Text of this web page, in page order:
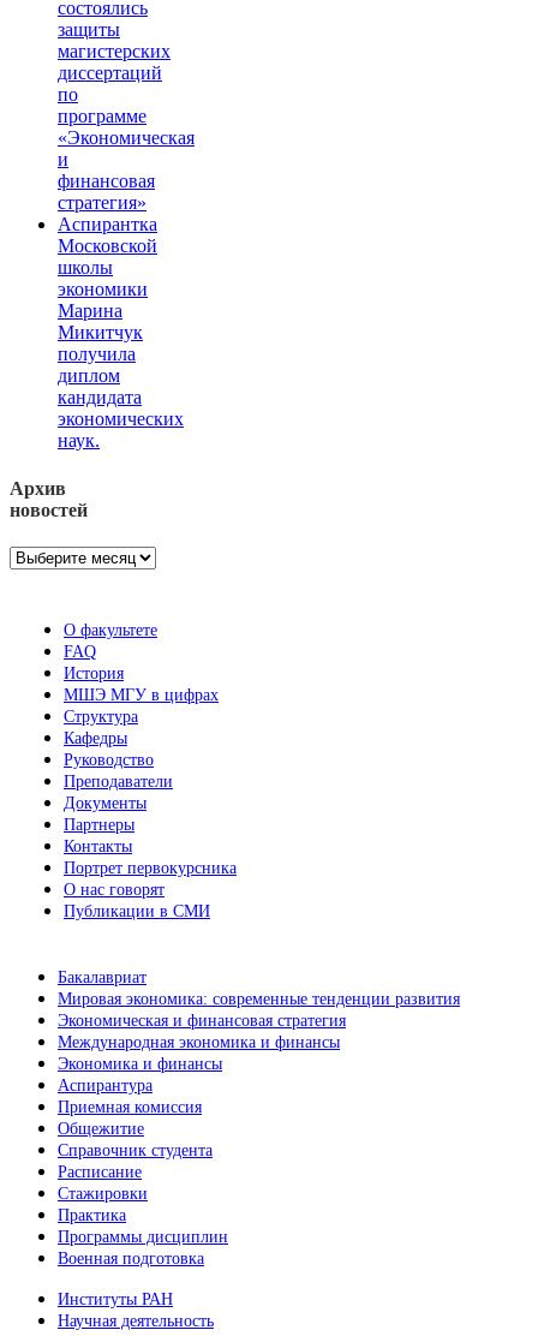
состоялись
защиты
магистерских
диссертаций
по
программе
«Экономическая
и
финансовая
стратегия»
Аспирантка
Московской
школы
экономики
Марина
Микитчук
получила
диплом
кандидата
экономических
наук.
Архив
новостей
Архив
О факультете
FAQ
История
МШЭ МГУ в цифрах
Структура
Кафедры
Руководство
Преподаватели
Документы
Партнеры
Контакты
Портрет первокурсника
О нас говорят
Публикации в СМИ
Бакалавриат
Мировая экономика: современные тенденции развития
Экономическая и финансовая стратегия
Международная экономика и финансы
Экономика и финансы
Аспирантура
Приемная комиссия
Общежитие
Справочник студента
Расписание
Стажировки
Практика
Программы дисциплин
Военная подготовка
Институты РАН
Научная деятельность